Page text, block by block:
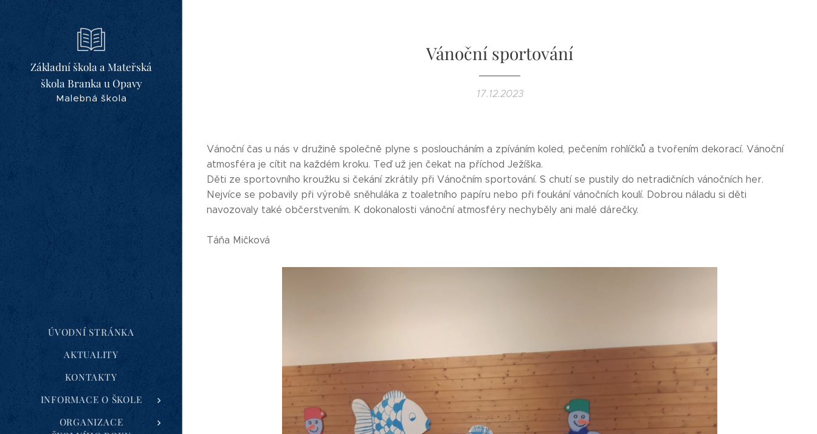
Základní škola a Mateřská
škola Branka u Opavy
Malebná škola
ÚVODNÍ STRÁNKA
AKTUALITY
KONTAKTY
INFORMACE O ŠKOLE
ORGANIZACE
Vánoční sportování
17.12.2023
Vánoční čas u nás v družině společně plyne s posloucháním a zpíváním koled, pečením rohlíčků a tvořením dekorací. Vánoční
atmosféra je cítit na každém kroku. Teď už jen čekat na příchod Ježíška.
Děti ze sportovního kroužku si čekání zkrátily při Vánočním sportování. S chutí se pustily do netradičních vánočních her.
Nejvíce se pobavily při výrobě sněhuláka z toaletního papíru nebo při foukání vánočních koulí. Dobrou náladu si děti
navozovaly také občerstvením. K dokonalosti vánoční atmosféry nechyběly ani malé dárečky.
Táňa Mičková